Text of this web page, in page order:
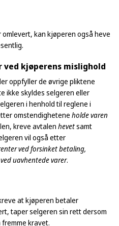
kan kjøperen også heve
kjøperens mislighold
oppfyller de øvrige pliktene
ikke skyldes selgeren eller
i henhold til reglene i
omstendighetene holdevaren
kreve avtalen hevetsamt
vil også etter
ved forsinket betaling,
uavhentede varer.
at kjøperen betaler
taper selgeren sin rett dersom
kravet.